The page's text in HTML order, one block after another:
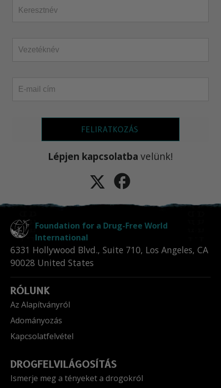
FELIRATKOZÁS
Lépjen kapcsolatba velünk!
Foundation for a Drug-Free World
International
6331 Hollywood Blvd., Suite 710, Los Angeles, CA
90028 United States
RÓLUNK
Az Alapítványról
Adományozás
Kapcsolatfelvétel
DROGFELVILÁGOSÍTÁS
Ismerje meg a tényeket a drogokról